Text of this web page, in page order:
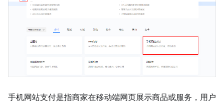
手机网站支付是指商家在移动端网页展示商品或服务，用户